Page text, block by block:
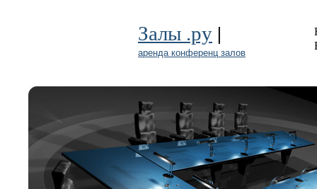
Залы .ру |
аренда конференц залов